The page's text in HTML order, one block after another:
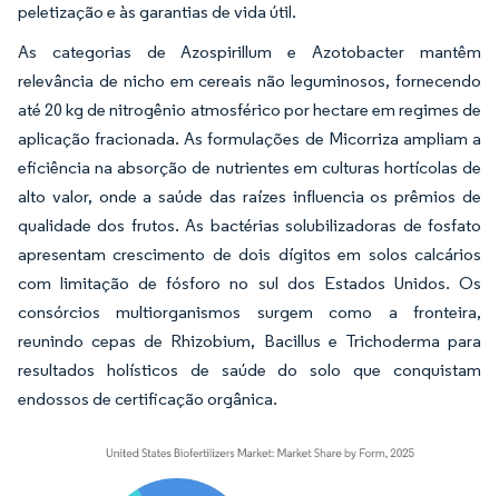
peletização e às garantias de vida útil.
As categorias de Azospirillum e Azotobacter mantêm
relevância de nicho em cereais não leguminosos, fornecendo
até 20 kg de nitrogênio atmosférico por hectare em regimes de
aplicação fracionada. As formulações de Micorriza ampliam a
eficiência na absorção de nutrientes em culturas hortícolas de
alto valor, onde a saúde das raízes influencia os prêmios de
qualidade dos frutos. As bactérias solubilizadoras de fosfato
apresentam crescimento de dois dígitos em solos calcários
com limitação de fósforo no sul dos Estados Unidos. Os
consórcios multiorganismos surgem como a fronteira,
reunindo cepas de Rhizobium, Bacillus e Trichoderma para
resultados holísticos de saúde do solo que conquistam
endossos de certificação orgânica.